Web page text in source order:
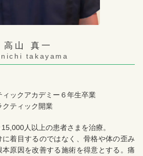
高山 真一
takayama
ックアカデミー６年生卒業
ティック開業
人以上の患者さまを治療。
着目するのではなく、骨格や体の歪み
原因を改善する施術を得意とする。痛